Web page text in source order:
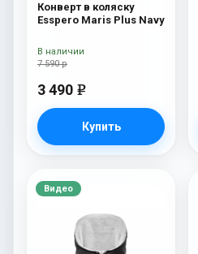
Конверт в коляску
Esspero Maris Plus Navy
7 590 р
3 490 e
Купить
В наличии
Видео